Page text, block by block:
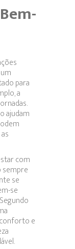
para
a
ajudam
com
sempre
se
se
conforto e